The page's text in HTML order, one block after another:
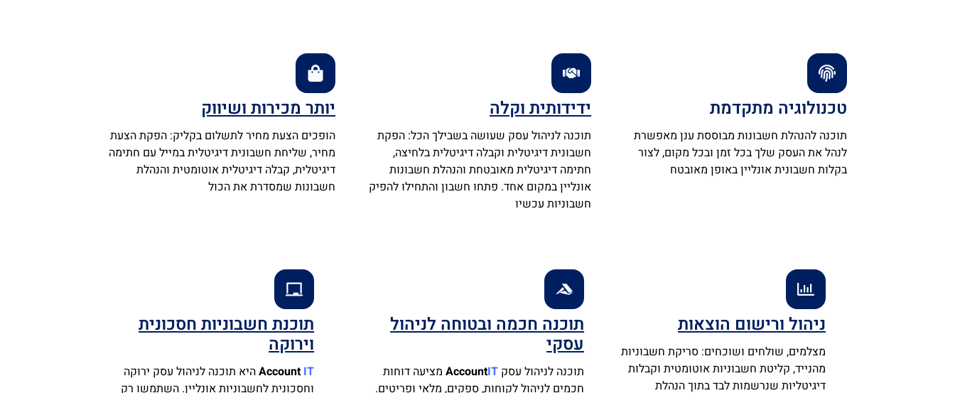
טכנולוגיה מתקדמת
תוכנה להנהלת חשבונות מבוססת ענן מאפשרת
לנהל את העסק שלך בכל זמן ובכל מקום, לצור
בקלות חשבונית אונליין באופן מאובטח
ידידותית וקלה
תוכנה לניהול עסק שעושה בשבילך הכל: הפקת
חשבונית דיגיטלית וקבלה דיגיטלית בלחיצה,
חתימה דיגיטלית מאובטחת והנהלת חשבונות
אונליין במקום אחד. פתחו חשבון והתחילו להפיק
חשבוניות עכשיו
יותר מכירות ושיווק
הופכים הצעת מחיר לתשלום בקליק: הפקת הצעת
מחיר, שליחת חשבונית דיגיטלית במייל עם חתימה
דיגיטלית, קבלה דיגיטלית אוטומטית והנהלת
חשבונות שמסדרת את הכול
ניהול ורישום הוצאות
מצלמים, שולחים ושוכחים: סריקת חשבוניות
מהנייד, קליטת חשבוניות אוטומטית וקבלות
דיגיטליות שנרשמות לבד בתוך הנהלת
תוכנה חכמה ובטוחה לניהול
עסקי
תוכנה לניהול עסק AccountIT
מציעה דוחות
חכמים לניהול לקוחות, ספקים, מלאי ופריטים.
תוכנת חשבוניות חסכונית
וירוקה
AccountIT
היא תוכנה לניהול עסק ירוקה
וחסכונית לחשבוניות אונליין. השתמשו רק